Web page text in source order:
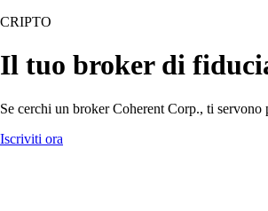
CRIPTO
Il tuo broker di
Se cerchi un broker Coherent Corp., ti
Iscriviti ora